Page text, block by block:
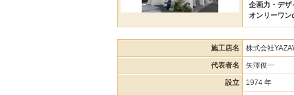
企画力・デザ
オンリーワン
施工店名 株式会社
代表者名 矢澤俊一
設立 1974 年